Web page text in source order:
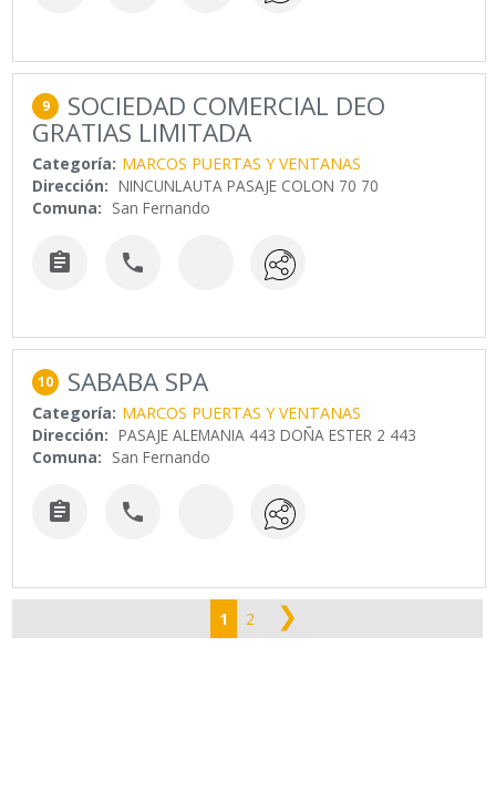
9 SOCIEDAD COMERCIAL DEO
GRATIAS LIMITADA
Categoría: MARCOS PUERTAS Y VENTANAS
Dirección: NINCUNLAUTA PASAJE COLON 70 70
Comuna: San Fernando
 
10 SABABA SPA
Categoría: MARCOS PUERTAS Y VENTANAS
Dirección: PASAJE ALEMANIA 443 DOÑA ESTER 2 443
Comuna: San Fernando
 
1 2 ❯